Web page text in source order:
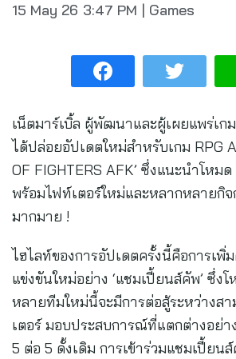
15 May 26 3:47 PM | Games
เน็ตมาร์เบิ้ล ผู้พัฒนาและผู้เผยแพร่เ
ได้ปล่อยอัปเดตใหม่สำหรับเกม RPG
OF FIGHTERS AFK’ ซึ่งแนะนำโหม
พร้อมไฟท์เตอร์ใหม่และหลากหลายกิจ
มากมาย !
ไฮไลท์ของการอัปเดตครั้งนี้คือการเพิ่
แข่งขันใหม่อย่าง ‘แชมเปี้ยนส์คัพ’ ซึ่ง
หลายทีมใหม่นี้จะมีการต่อสู้ระหว่างส
เตอร์ มอบประสบการณ์ที่แตกต่างอย่า
5 ต่อ 5 ดั้งเดิม การเข้าร่วมแชมเปี้ยน